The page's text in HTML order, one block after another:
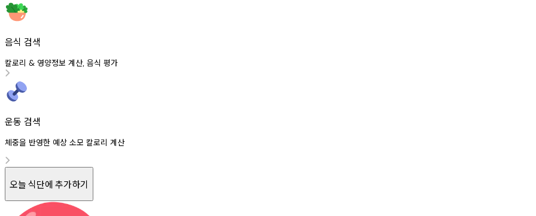
음식 검색
칼로리 & 영양정보 계산, 음식 평가
운동 검색
체중을 반영한 예상 소모 칼로리 계산
오늘 식단에 추가하기